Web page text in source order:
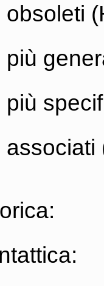
obsoleti
più
più
associati